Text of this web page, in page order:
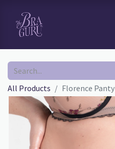
All Products Florence Panty